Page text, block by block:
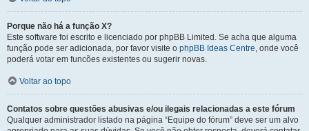
Porque não há a função X?
Este software foi escrito e licenciado por phpBB Limited. Se acha que alguma
função pode ser adicionada, por favor visite o phpBB Ideas Centre, onde você
poderá votar em funcões existentes ou sugerir novas.
Voltar ao topo
Contatos sobre questões abusivas e/ou ilegais relacionadas a este fórum
Qualquer administrador listado na página “Equipe do fórum” deve ser um alvo